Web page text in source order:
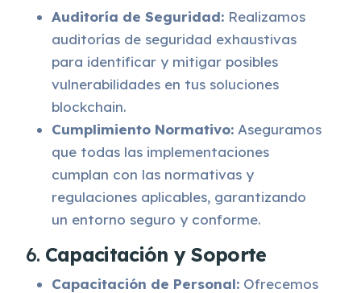
Auditoría de Seguridad: Realizamos
auditorías de seguridad exhaustivas
para identificar y mitigar posibles
vulnerabilidades en tus soluciones
blockchain.
Cumplimiento Normativo: Aseguramos
que todas las implementaciones
cumplan con las normativas y
regulaciones aplicables, garantizando
un entorno seguro y conforme.
6. Capacitación y Soporte
Capacitación de Personal: Ofrecemos